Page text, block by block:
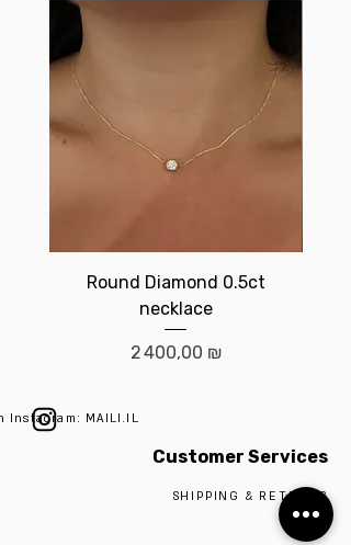
Round Diamond 0.5ct
necklace
Prix
2 400,00 ₪
Customer Services
SHIPPING & RETURNS
ABOUT
Instagram: MAILI.IL